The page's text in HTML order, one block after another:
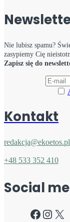
Nie lubisz spamu?
zasypiemy Cię
Zapisz się do
Kontakt
redakcja@ekoetos.pl
+48 533 352 410
Social
Facebook
X